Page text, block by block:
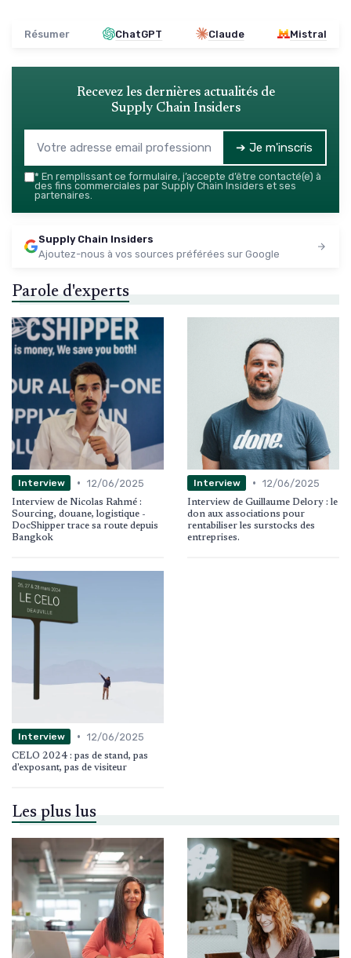
Résumer ChatGPT Claude Mistral
Recevez les dernières actualités de
Supply Chain Insiders
➔ Je m'inscris
* En remplissant ce formulaire, j’accepte d’être contacté(e) à
des fins commerciales par Supply Chain Insiders et ses
partenaires.
Supply Chain Insiders
Ajoutez-nous à vos sources préférées sur Google
Parole d'experts
Interview • 12/06/2025
Interview de Nicolas Rahmé :
Sourcing, douane, logistique -
DocShipper trace sa route depuis
Bangkok
Interview • 12/06/2025
Interview de Guillaume Delory : le
don aux associations pour
rentabiliser les surstocks des
entreprises.
Interview • 12/06/2025
CELO 2024 : pas de stand, pas
d'exposant, pas de visiteur
Les plus lus